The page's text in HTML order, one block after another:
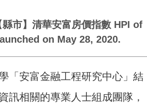
市】清華安富房價指數 HPI of
on May 28, 2020.
安富金融工程研究中心」結
訊相關的專業人士組成團隊，